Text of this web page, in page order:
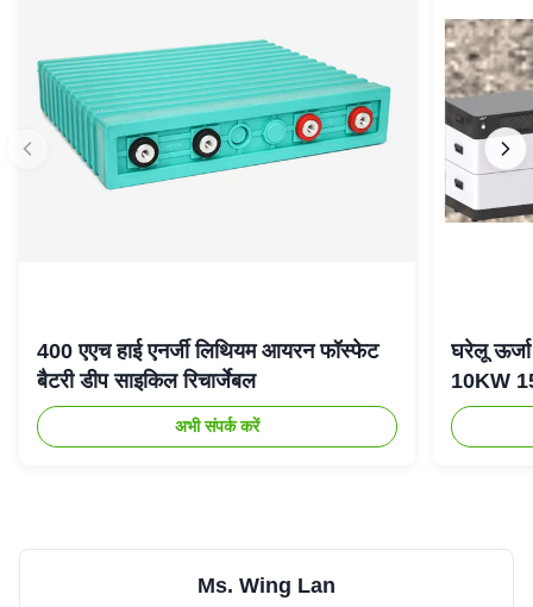
400 एएच हाई एनर्जी लिथियम आयरन फॉस्फेट
बैटरी डीप साइकिल रिचार्जेबल
अभी संपर्क करें
घरेलू
10KW
Ms. Wing Lan